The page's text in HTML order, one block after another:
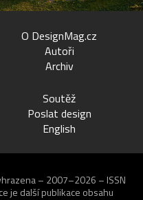
O DesignMag.cz
Autoři
Archiv
Soutěž
Poslat design
English
– 2007–2026 – ISSN
je další publikace obsahu